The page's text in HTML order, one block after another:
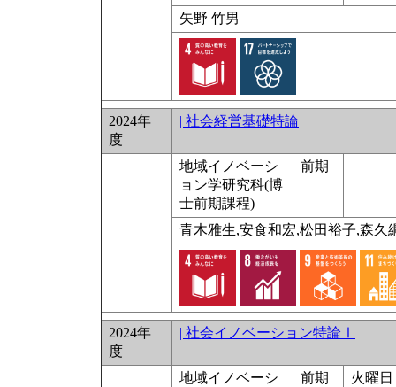
矢野 竹男
2024年
度
| 社会経営基礎特論
地域イノベーシ
ョン学研究科(博
士前期課程)
前期
青木雅生,安食和宏,松田裕子,森久
2024年
度
| 社会イノベーション特論Ⅰ
地域イノベーシ
前期 火曜日